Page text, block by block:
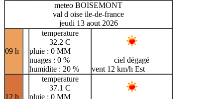
meteo BOISEMONT
val d oise ile-de-france
jeudi 13 aout 2026
09 h
temperature
32.2 C
pluie : 0 MM
nuages : 0 %
humidite : 20 %
ciel dégagé
vent 12 km/h Est
12 h
temperature
37.1 C
pluie : 0 MM